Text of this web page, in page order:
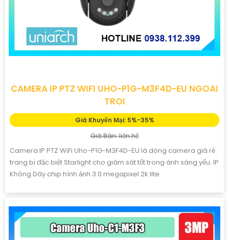
CAMERA IP PTZ WIFI UHO-P1G-M3F4D-EU NGOAI
TROI
Giá Khuyến Mại: 5%-35%
Giá Bán: liên hệ
Camera IP PTZ WiFi Uho-P1G-M3F4D-EU là dòng camera giá rẻ
trang bị đặc biệt Starlight cho giám sát tốt trong ánh sáng yếu. IP
Không Dây chip hình ảnh 3.0 megapixel 2k lite